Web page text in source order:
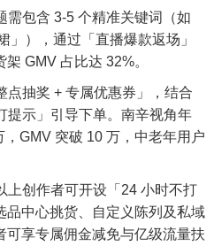
需包含 3-5 个精准关键词（如
」），通过「直播爆款返场」
GMV 占比达 32%。
点抽奖 + 专属优惠券」，结合
提示」引导下单。南辛视角年
GMV 突破 10 万，中老年用户
上创作者可开设「24 小时不打
品中心挑货、自定义陈列及私域
可享专属佣金减免与亿级流量扶